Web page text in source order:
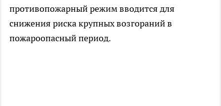
противопожарный режим вводится для
снижения риска крупных возгораний в
пожароопасный период.